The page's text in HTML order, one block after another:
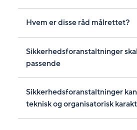
Hvem er disse råd målrettet?
Sikkerhedsforanstaltninger
passende
Sikkerhedsforanstaltninger
teknisk og organisatorisk